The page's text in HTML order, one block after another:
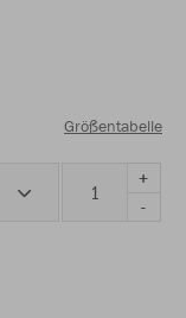
Größentabelle
+
-